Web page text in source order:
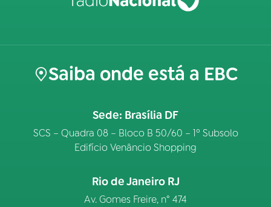
Saiba onde está a EBC
Sede: Brasília DF
SCS – Quadra 08 – Bloco B 50/60 – 1º Subsolo
Edifício Venâncio Shopping
Rio de Janeiro RJ
Av. Gomes Freire, n° 474